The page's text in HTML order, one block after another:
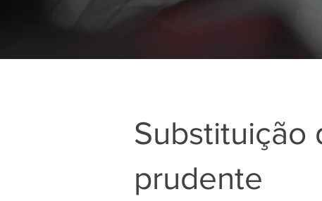
Substituição
prudente